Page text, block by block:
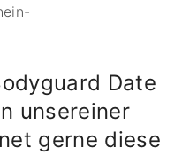
Date
unsereiner
gerne diese